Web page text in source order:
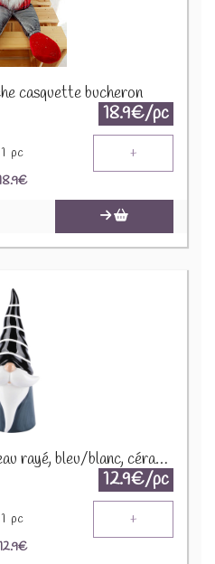
casquette bucheron
18.9€/pc
1 pc +
€
Santagnome avec chapeau rayé, bleu/blanc, céramique A225358
12.9€/pc
1 pc +
12.9€